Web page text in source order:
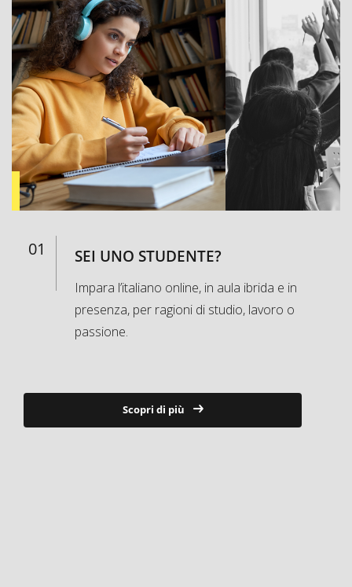
01 SEI UNO STUDENTE?
Impara l’italiano online, in aula ibrida e in
presenza, per ragioni di studio, lavoro o
passione.
Scopri di più